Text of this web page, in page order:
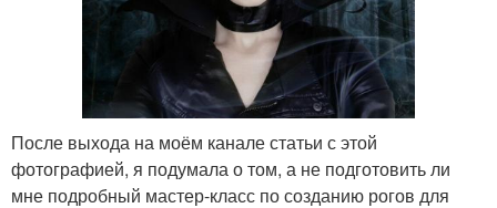
После выхода на моём канале статьи с этой
фотографией, я подумала о том, а не подготовить ли
мне подробный мастер-класс по созданию рогов для